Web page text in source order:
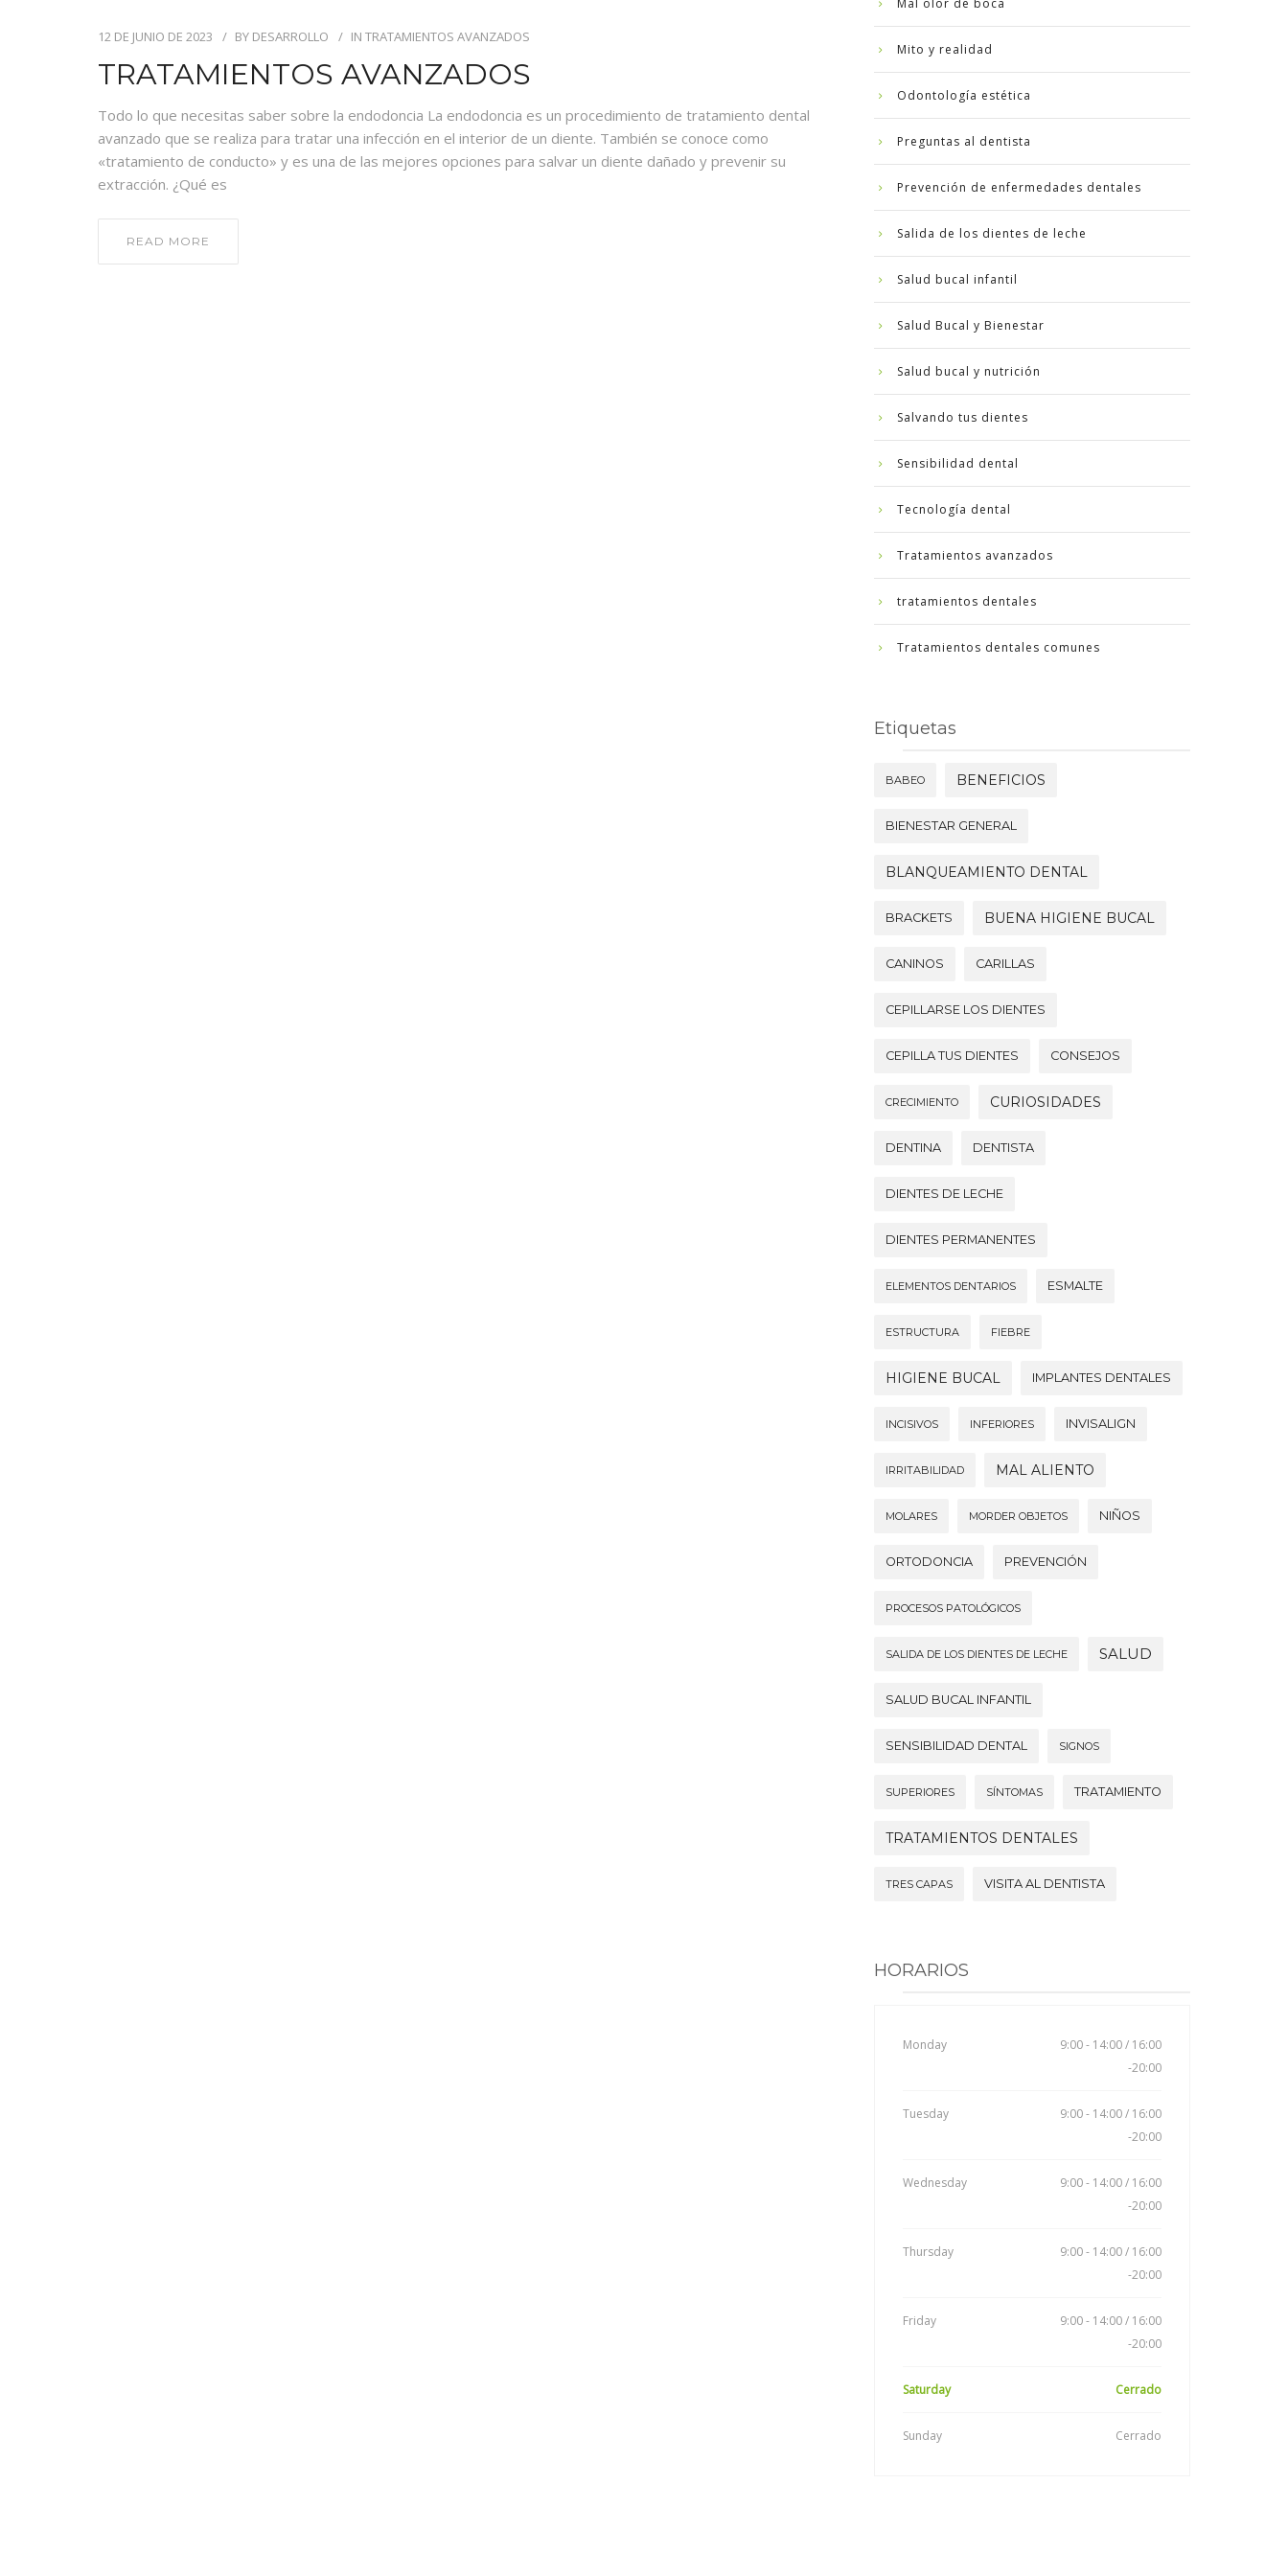
12 DE JUNIO DE 2023 BY DESARROLLO IN TRATAMIENTOS AVANZADOS
TRATAMIENTOS AVANZADOS
Todo lo que necesitas saber sobre la endodoncia La endodoncia es un procedimiento de tratamiento dental
avanzado que se realiza para tratar una infección en el interior de un diente. También se conoce como
«tratamiento de conducto» y es una de las mejores opciones para salvar un diente dañado y prevenir su
extracción. ¿Qué es
READ MORE
Mal olor de boca
Mito y realidad
Odontología estética
Preguntas al dentista
Prevención de enfermedades dentales
Salida de los dientes de leche
Salud bucal infantil
Salud Bucal y Bienestar
Salud bucal y nutrición
Salvando tus dientes
Sensibilidad dental
Tecnología dental
Tratamientos avanzados
tratamientos dentales
Tratamientos dentales comunes
Etiquetas
BABEO BENEFICIOS
BIENESTAR GENERAL
BLANQUEAMIENTO DENTAL
BRACKETS BUENA HIGIENE BUCAL
CANINOS CARILLAS
CEPILLARSE LOS DIENTES
CEPILLA TUS DIENTES CONSEJOS
CRECIMIENTO CURIOSIDADES
DENTINA DENTISTA
DIENTES DE LECHE
DIENTES PERMANENTES
ELEMENTOS DENTARIOS ESMALTE
ESTRUCTURA FIEBRE
HIGIENE BUCAL IMPLANTES DENTALES
INCISIVOS INFERIORES INVISALIGN
IRRITABILIDAD MAL ALIENTO
MOLARES MORDER OBJETOS NIÑOS
ORTODONCIA PREVENCIÓN
PROCESOS PATOLÓGICOS
SALIDA DE LOS DIENTES DE LECHE SALUD
SALUD BUCAL INFANTIL
SENSIBILIDAD DENTAL SIGNOS
SUPERIORES SÍNTOMAS TRATAMIENTO
TRATAMIENTOS DENTALES
TRES CAPAS VISITA AL DENTISTA
HORARIOS
Monday
9:00 - 14:00 / 16:00
-20:00
Tuesday
9:00 - 14:00 / 16:00
-20:00
Wednesday
9:00 - 14:00 / 16:00
-20:00
Thursday
9:00 - 14:00 / 16:00
-20:00
Friday
9:00 - 14:00 / 16:00
-20:00
Saturday Cerrado
Sunday Cerrado